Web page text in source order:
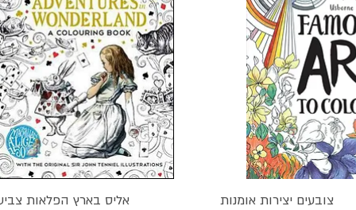
מהירה
צובעים יצירות אומנות
תצוגה מהירה
אליס בארץ הפלאות